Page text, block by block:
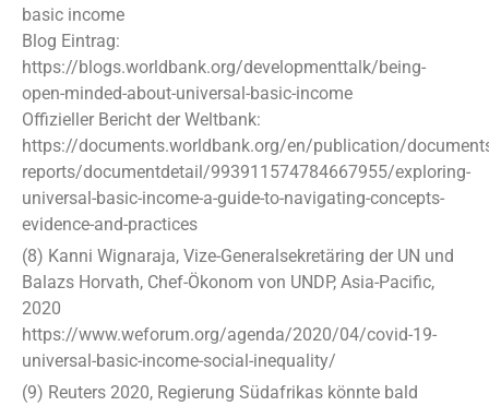
basic income
Blog Eintrag:
https://blogs.worldbank.org/developmenttalk/being-
open-minded-about-universal-basic-income
Offizieller Bericht der Weltbank:
https://documents.worldbank.org/en/publication/
reports/documentdetail/993911574784667955/exploring-
universal-basic-income-a-guide-to-navigating-concepts-
evidence-and-practices
(8) Kanni Wignaraja, Vize-Generalsekretäring der UN und
Balazs Horvath, Chef-Ökonom von UNDP, Asia-Pacific,
2020
https://www.weforum.org/agenda/2020/04/covid-19-
universal-basic-income-social-inequality/
(9) Reuters 2020, Regierung Südafrikas könnte bald